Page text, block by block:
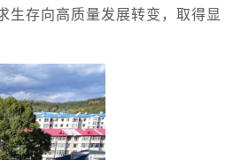
生存向高质量发展转变，取得显